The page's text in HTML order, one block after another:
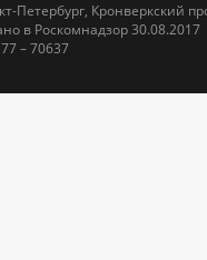
Петербург, Кронверкский
в Роскомнадзор 30.08.2017
– 70637